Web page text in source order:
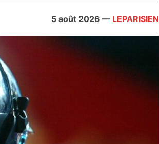
5 août 2026 — LEPARISIEN